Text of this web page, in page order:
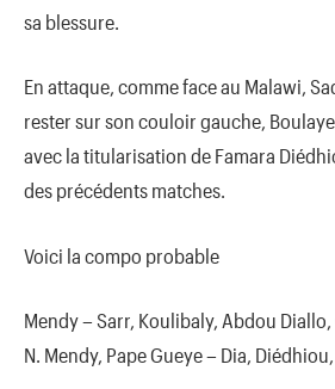
sa blessure.
En attaque, comme face au Malawi,
rester sur son couloir gauche,
avec la titularisation de Famara
des précédents matches.
Voici la compo probable
Mendy – Sarr, Koulibaly, Abdou Diallo,
N. Mendy, Pape Gueye – Dia,